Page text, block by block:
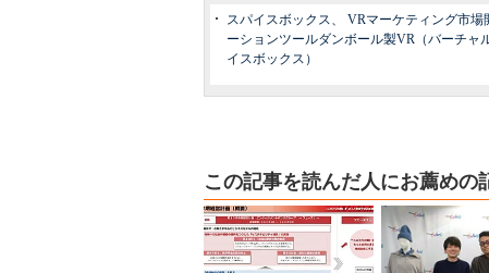
スパイスボックス、 VRマーケティング市
ーションツールダンボール製VR（バーチャ
イスボックス）
この記事を読んだ人にお薦めの